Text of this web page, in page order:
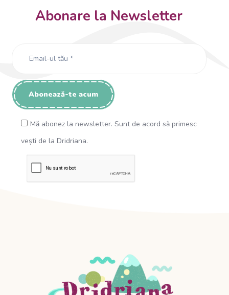
Abonare la Newsletter
Mă abonez la newsletter. Sunt de acord să primesc
vești de la Dridriana.